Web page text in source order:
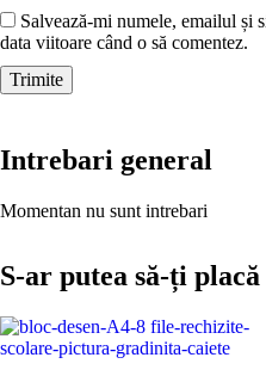
Salvează-mi numele, emailul și
data viitoare când o să comentez.
Intrebari general
Momentan nu sunt intrebari
S-ar putea să-ți